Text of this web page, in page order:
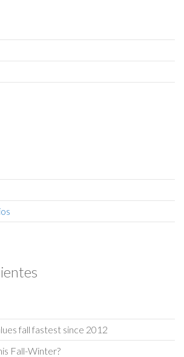
fall fastest since 2012
Fall-Winter?